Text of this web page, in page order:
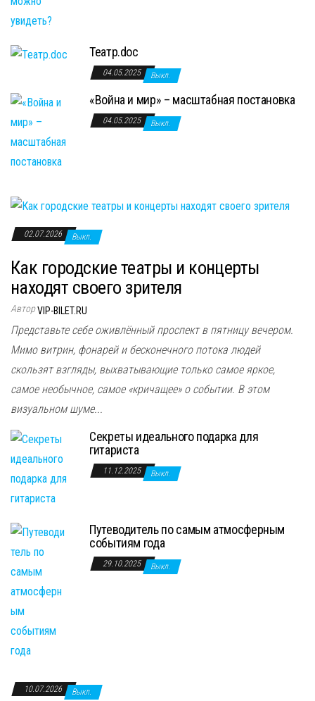
Театр.doc
04.05.2025 Выкл.
«Война и мир» – масштабная постановка
04.05.2025 Выкл.
02.07.2026 Выкл.
Как городские театры и концерты
находят своего зрителя
АвторVIP-BILET.RU
Представьте себе оживлённый проспект в пятницу вечером.
Мимо витрин, фонарей и бесконечного потока людей
скользят взгляды, выхватывающие только самое яркое,
самое необычное, самое «кричащее» о событии. В этом
визуальном шуме...
Секреты идеального подарка для
гитариста
11.12.2025 Выкл.
Путеводитель по самым атмосферным
событиям года
29.10.2025 Выкл.
10.07.2026 Выкл.